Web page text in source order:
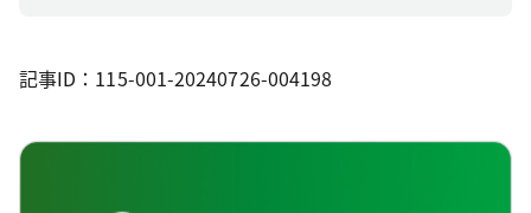
記事ID：115-001-20240726-004198